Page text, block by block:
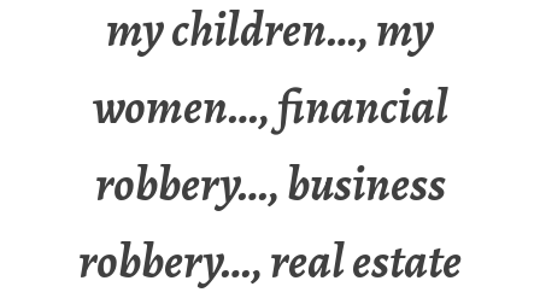
my children…, my
women…, financial
robbery…, business
robbery…, real estate